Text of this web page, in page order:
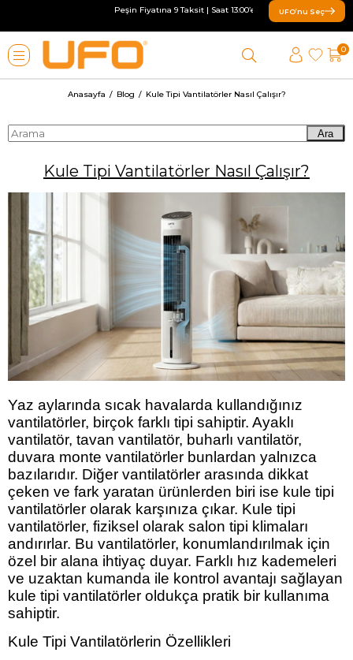
Peşin Fiyatına 9 Taksit | Saat 13:00’e kadar verilen siparişler
UFO’nu Seç
0
Anasayfa Blog Kule Tipi Vantilatörler Nasıl Çalışır?
Ara
Kule Tipi Vantilatörler Nasıl Çalışır?
Yaz aylarında sıcak havalarda kullandığınız
vantilatörler, birçok farklı tipi sahiptir. Ayaklı
vantilatör, tavan vantilatör, buharlı vantilatör,
duvara monte vantilatörler bunlardan yalnızca
bazılarıdır. Diğer vantilatörler arasında dikkat
çeken ve fark yaratan ürünlerden biri ise kule tipi
vantilatörler olarak karşınıza çıkar. Kule tipi
vantilatörler, fiziksel olarak salon tipi klimaları
andırırlar. Bu vantilatörler, konumlandırılmak için
özel bir alana ihtiyaç duyar. Farklı hız kademeleri
ve uzaktan kumanda ile kontrol avantajı sağlayan
kule tipi vantilatörler oldukça pratik bir kullanıma
sahiptir.
Kule Tipi Vantilatörlerin Özellikleri